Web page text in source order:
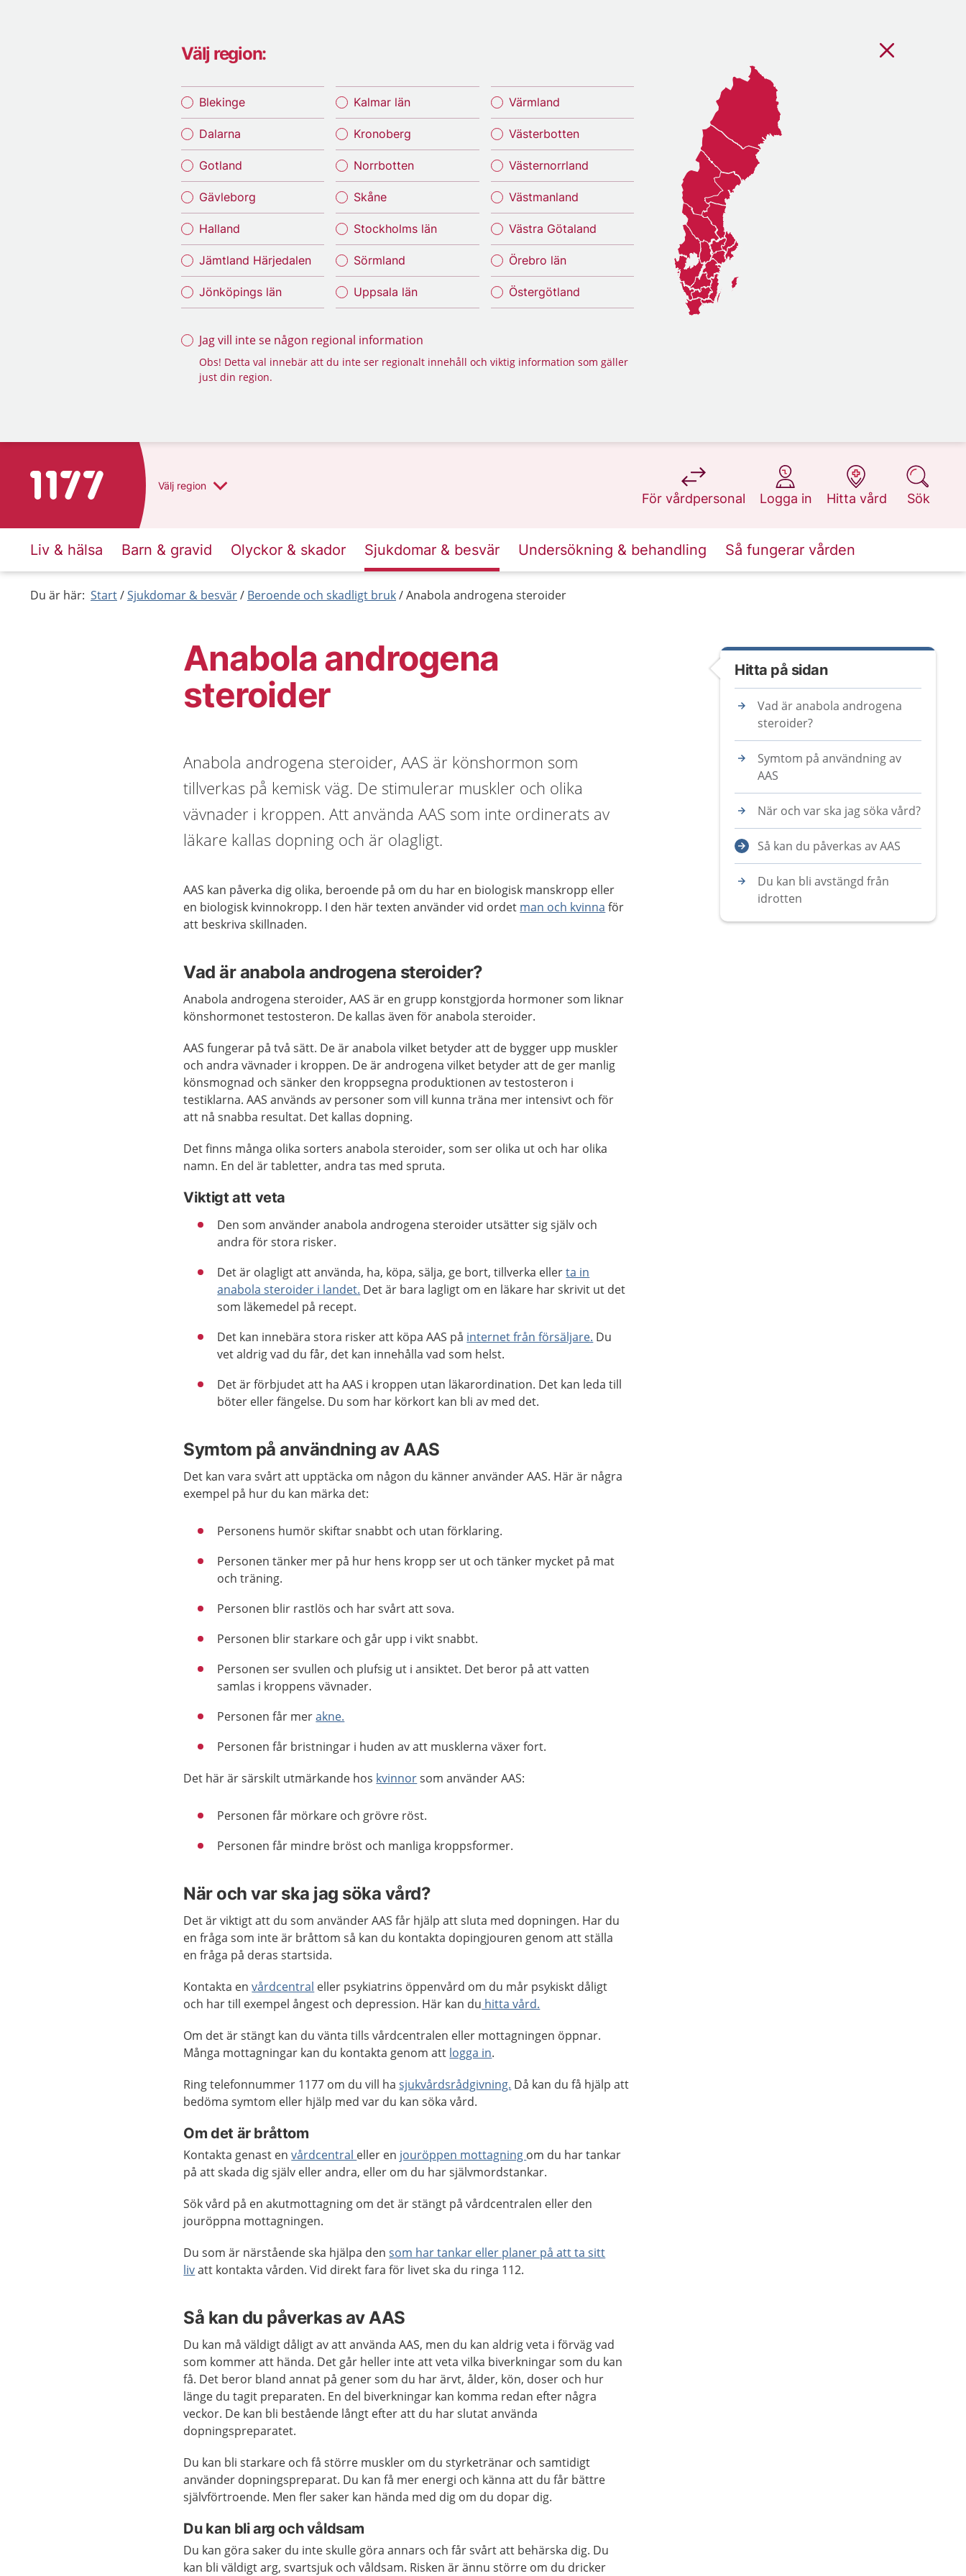
Välj region:
Blekinge
Dalarna
Gotland
Gävleborg
Halland
Jämtland Härjedalen
Jönköpings län
Kalmar län
Kronoberg
Norrbotten
Skåne
Stockholms län
Sörmland
Uppsala län
Värmland
Västerbotten
Västernorrland
Västmanland
Västra Götaland
Örebro län
Östergötland
Jag vill inte se någon regional information
Obs! Detta val innebär att du inte ser regionalt innehåll och viktig information som gäller
just din region.
Till startsidan för 1177 Välj region
För vårdpersonal
på 1177.se
Logga in
på 1177.se
Hitta vård
på 1177.se
Sök
på 1177.se
Liv & hälsa Barn & gravid Olyckor & skador Sjukdomar & besvär Undersökning & behandling Så fungerar vården
Du är här: Start Sjukdomar & besvär Beroende och skadligt bruk Anabola androgena steroider
Anabola androgena
steroider
Anabola androgena steroider, AAS är könshormon som
tillverkas på kemisk väg. De stimulerar muskler och olika
vävnader i kroppen. Att använda AAS som inte ordinerats av
läkare kallas dopning och är olagligt.
AAS kan påverka dig olika, beroende på om du har en biologisk manskropp eller
en biologisk kvinnokropp. I den här texten använder vid ordet man och kvinna för
att beskriva skillnaden.
Vad är anabola androgena steroider?
Anabola androgena steroider, AAS är en grupp konstgjorda hormoner som liknar
könshormonet testosteron. De kallas även för anabola steroider.
AAS fungerar på två sätt. De är anabola vilket betyder att de bygger upp muskler
och andra vävnader i kroppen. De är androgena vilket betyder att de ger manlig
könsmognad och sänker den kroppsegna produktionen av testosteron i
testiklarna. AAS används av personer som vill kunna träna mer intensivt och för
att nå snabba resultat. Det kallas dopning.
Det finns många olika sorters anabola steroider, som ser olika ut och har olika
namn. En del är tabletter, andra tas med spruta.
Viktigt att veta
Den som använder anabola androgena steroider utsätter sig själv och
andra för stora risker.
Det är olagligt att använda, ha, köpa, sälja, ge bort, tillverka ellerta in
anabola steroider i landet. Det är bara lagligt om en läkare har skrivit ut det
som läkemedel på recept.
Det kan innebära stora risker att köpa AAS på internet från försäljare. Du
vet aldrig vad du får, det kan innehålla vad som helst.
Det är förbjudet att ha AAS i kroppen utan läkarordination. Det kan leda till
böter eller fängelse. Du som har körkort kan bli av med det.
Symtom på användning av AAS
Det kan vara svårt att upptäcka om någon du känner använder AAS. Här är några
exempel på hur du kan märka det:
Personens humör skiftar snabbt och utan förklaring.
Personen tänker mer på hur hens kropp ser ut och tänker mycket på mat
och träning.
Personen blir rastlös och har svårt att sova.
Personen blir starkare och går upp i vikt snabbt.
Personen ser svullen och plufsig ut i ansiktet. Det beror på att vatten
samlas i kroppens vävnader.
Personen får merakne.
Personen får bristningar i huden av att musklerna växer fort.
Det här är särskilt utmärkande hos kvinnorsom använder AAS:
Personen får mörkare och grövre röst.
Personen får mindre bröst och manliga kroppsformer.
När och var ska jag söka vård?
Det är viktigt att du som använder AAS får hjälp att sluta med dopningen. Har du
en fråga som inte är bråttom så kan du kontakta dopingjouren genom att ställa
en fråga på deras startsida.
Kontakta envårdcentral eller psykiatrins öppenvård om du mår psykiskt dåligt
och har till exempel ångest och depression. Här kan du hitta vård.
Om det är stängt kan du vänta tills vårdcentralen eller mottagningen öppnar.
Många mottagningar kan du kontakta genom att logga in.
Ring telefonnummer 1177 om du vill hasjukvårdsrådgivning. Då kan du få hjälp att
bedöma symtom eller hjälp med var du kan söka vård.
Om det är bråttom
Kontakta genast envårdcentral eller en jouröppen mottagning om du har tankar
på att skada dig själv eller andra, eller om du har självmordstankar.
Sök vård på en akutmottagning om det är stängt på vårdcentralen eller den
jouröppna mottagningen.
Du som är närstående ska hjälpa densom har tankar eller planer på att ta sitt
livatt kontakta vården. Vid direkt fara för livet ska du ringa 112.
Så kan du påverkas av AAS
Du kan må väldigt dåligt av att använda AAS, men du kan aldrig veta i förväg vad
som kommer att hända. Det går heller inte att veta vilka biverkningar som du kan
få. Det beror bland annat på gener som du har ärvt, ålder, kön, doser och hur
länge du tagit preparaten. En del biverkningar kan komma redan efter några
veckor. De kan bli bestående långt efter att du har slutat använda
dopningspreparatet.
Du kan bli starkare och få större muskler om du styrketränar och samtidigt
använder dopningspreparat. Du kan få mer energi och känna att du får bättre
självförtroende. Men fler saker kan hända med dig om du dopar dig.
Du kan bli arg och våldsam
Du kan göra saker du inte skulle göra annars och får svårt att behärska dig. Du
kan bli väldigt arg, svartsjuk och våldsam. Risken är ännu större om du dricker
Hitta på sidan
Vad är anabola androgena
steroider?
Symtom på användning av
AAS
När och var ska jag söka vård?
Så kan du påverkas av AAS
Du kan bli avstängd från
idrotten